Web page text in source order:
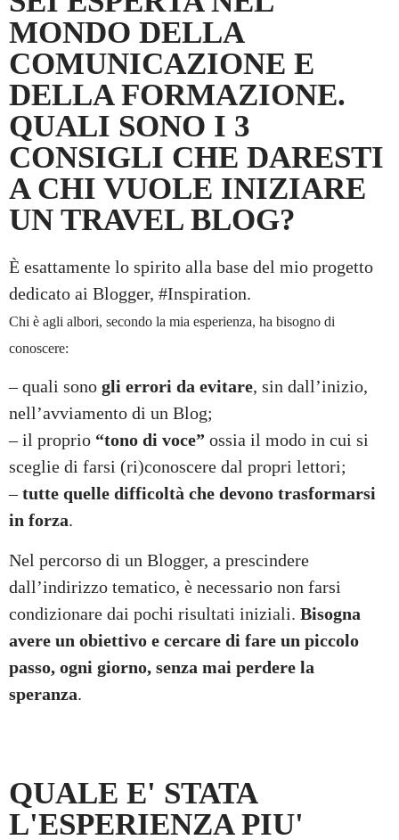
MONDO DELLA
COMUNICAZIONE E
DELLA FORMAZIONE.
QUALI SONO I 3
CONSIGLI CHE DARESTI
A CHI VUOLE INIZIARE
UN TRAVEL BLOG?
È esattamente lo spirito alla base del mio progetto
dedicato ai Blogger, #Inspiration.
Chi è agli albori, secondo la mia esperienza, ha bisogno di
conoscere:
– quali sono gli errori da evitare, sin dall’inizio,
nell’avviamento di un Blog;
– il proprio “tono di voce” ossia il modo in cui si
sceglie di farsi (ri)conoscere dal propri lettori;
–tutte quelle difficoltà che devono trasformarsi
in forza.
Nel percorso di un Blogger, a prescindere
dall’indirizzo tematico, è necessario non farsi
condizionare dai pochi risultati iniziali. Bisogna
avere un obiettivo e cercare di fare un piccolo
passo, ogni giorno, senza mai perdere la
speranza.
QUALE E' STATA
L'ESPERIENZA PIU'